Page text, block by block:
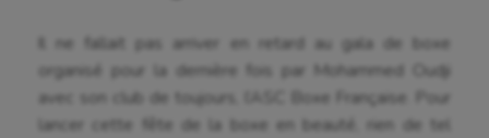
Il ne fallait pas arriver en retard au gala de boxe
organisé pour la dernière fois par Mohammed Oudji
avec son club de toujours, l’ASC Boxe Française. Pour
lancer cette fête de la boxe en beauté, rien de tel